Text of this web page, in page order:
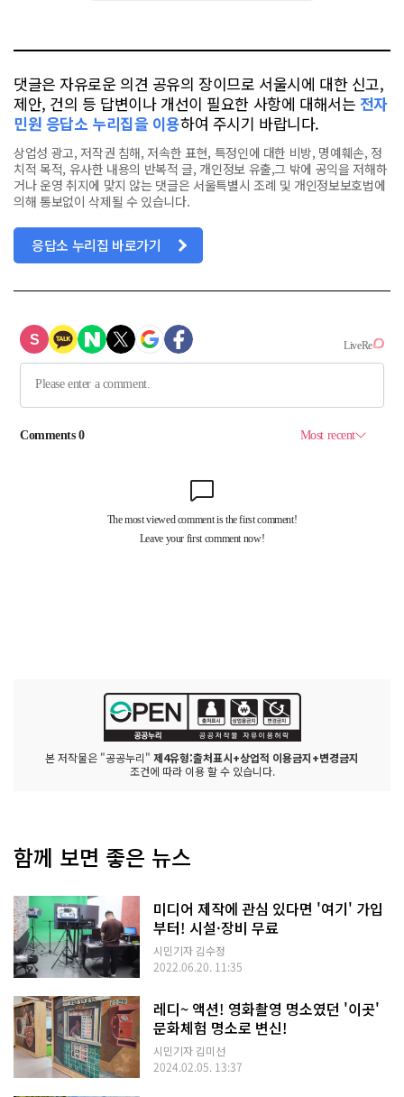
댓글은 자유로운 의견 공유의 장이므로 서울시에 대한 신고,
제안, 건의 등 답변이나 개선이 필요한 사항에 대해서는 전자
민원 응답소 누리집을 이용하여 주시기 바랍니다.
상업성 광고, 저작권 침해, 저속한 표현, 특정인에 대한 비방, 명예훼손, 정
치적 목적, 유사한 내용의 반복적 글, 개인정보 유출,그 밖에 공익을 저해하
거나 운영 취지에 맞지 않는 댓글은 서울특별시 조례 및 개인정보보호법에
의해 통보없이 삭제될 수 있습니다.
응답소 누리집 바로가기
본 저작물은 "공공누리" 제4유형:출처표시+상업적 이용금지+변경금지
조건에 따라 이용 할 수 있습니다.
함께 보면 좋은 뉴스
미디어 제작에 관심 있다면 '여기' 가입
부터! 시설·장비 무료
시민기자 김수정
2022.06.20. 11:35
레디~ 액션! 영화촬영 명소였던 '이곳'
문화체험 명소로 변신!
시민기자 김미선
2024.02.05. 13:37